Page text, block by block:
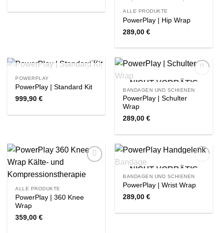
ALLE PRODUKTE
PowerPlay | Hip Wrap
289,00€
Wishlist
NICHT VORRÄTIG
POWERPLAY
PowerPlay | Standard Kit
999,90€
Zur
Wishlist
NICHT VORRÄTIG
BANDAGEN UND SCHIENEN
PowerPlay | Schulter
Wrap
289,00€
Wishlist
ALLE PRODUKTE
PowerPlay | 360 Knee
Wrap
359,00€
Zur
Wishlist
NICHT VORRÄTIG
BANDAGEN UND SCHIENEN
PowerPlay | Wrist Wrap
289,00€